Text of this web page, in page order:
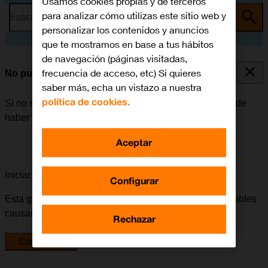
Busca por problema o tema
No puedo enviar ni recibir correo electrónico
Si no se puede enviar ni recibir correo electrónico, puede
haber varias causas posibles al problema.
Iniciar la guía para solucionar tu problema
Esta guía te va a conducir a través de una serie de posibles
causas y soluciones al problema.
Comenzar
para analizar cómo utilizas este sitio web y
personalizar los contenidos y anuncios
que te mostramos en base a tus hábitos
de navegación (páginas visitadas,
frecuencia de acceso, etc) Si quieres
saber más, echa un vistazo a nuestra
política de cookies.
Configurar
Rechazar
Aceptar